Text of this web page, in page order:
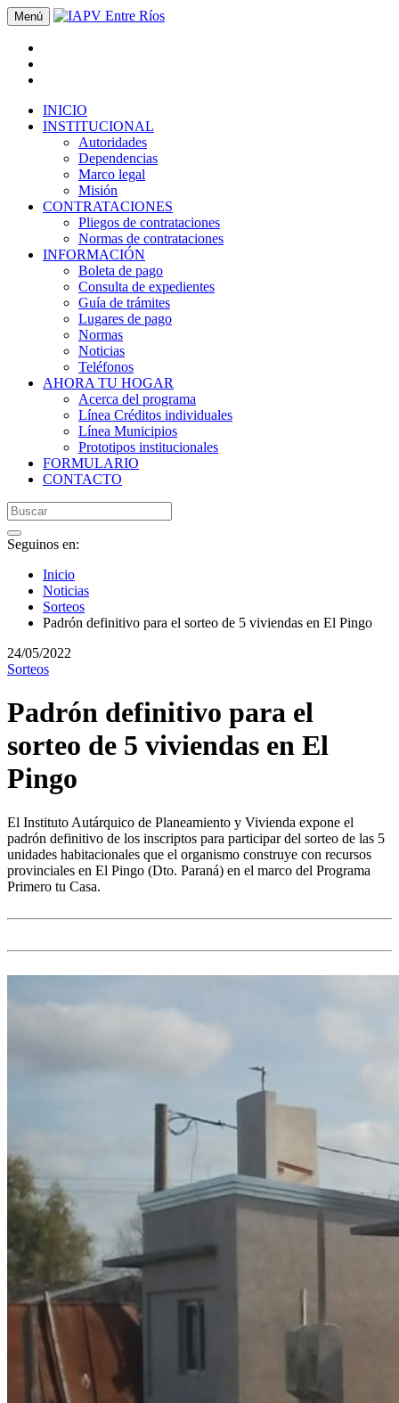
Menú
INICIO
INSTITUCIONAL
Autoridades
Dependencias
Marco legal
Misión
CONTRATACIONES
Pliegos de contrataciones
Normas de contrataciones
INFORMACIÓN
Boleta de pago
Consulta de expedientes
Guía de trámites
Lugares de pago
Normas
Noticias
Teléfonos
AHORA TU HOGAR
Acerca del programa
Línea Créditos individuales
Línea Municipios
Prototipos institucionales
FORMULARIO
CONTACTO
Seguinos en:
Inicio
Noticias
Sorteos
Padrón definitivo para el sorteo de 5 viviendas en El Pingo
24/05/2022
Sorteos
Padrón definitivo para el
sorteo de 5 viviendas en El
Pingo
El Instituto Autárquico de Planeamiento y Vivienda expone el
padrón definitivo de los inscriptos para participar del sorteo de las 5
unidades habitacionales que el organismo construye con recursos
provinciales en El Pingo (Dto. Paraná) en el marco del Programa
Primero tu Casa.